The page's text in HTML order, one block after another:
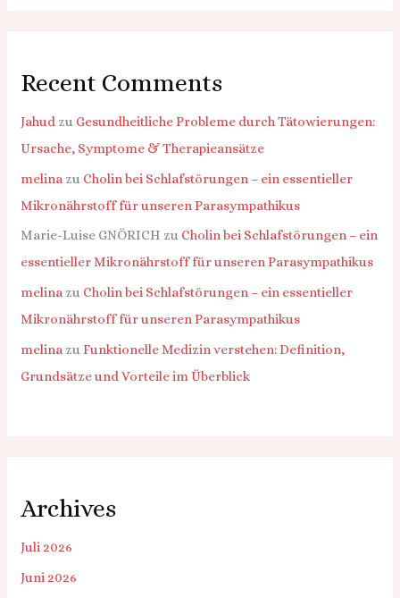
Recent Comments
Jahud zu Gesundheitliche Probleme durch Tätowierungen:
Ursache, Symptome & Therapieansätze
melina zu Cholin bei Schlafstörungen – ein essentieller
Mikronährstoff für unseren Parasympathikus
Marie-Luise GNÖRICH zu Cholin bei Schlafstörungen – ein
essentieller Mikronährstoff für unseren Parasympathikus
melina zu Cholin bei Schlafstörungen – ein essentieller
Mikronährstoff für unseren Parasympathikus
melina zuFunktionelle Medizin verstehen: Definition,
Grundsätze und Vorteile im Überblick
Archives
Juli 2026
Juni 2026